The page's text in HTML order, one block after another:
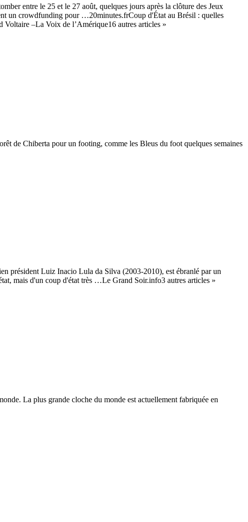
entre le 25 et le 27 août, quelques jours après la clôture des Jeux
un crowdfunding pour …20minutes.frCoup d'État au Brésil : quelles
–La Voix de l’Amérique16 autres articles »
de Chiberta pour un footing, comme les Bleus du foot quelques semaines
président Luiz Inacio Lula da Silva (2003-2010), est ébranlé par un
mais d'un coup d'état très …Le Grand Soir.info3 autres articles »
La plus grande cloche du monde est actuellement fabriquée en